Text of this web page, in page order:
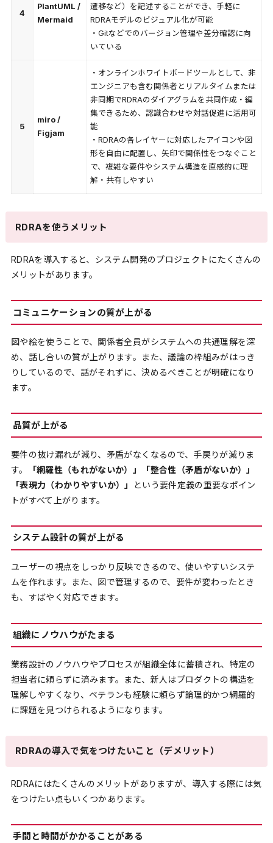
4
PlantUML /
Mermaid
遷移など）を記述することができ、手軽に
RDRAモデルのビジュアル化が可能
・Gitなどでのバージョン管理や差分確認に向
いている
5
miro /
Figjam
・オンラインホワイトボードツールとして、非
エンジニアも含む関係者とリアルタイムまたは
非同期でRDRAのダイアグラムを共同作成・編
集できるため、認識合わせや対話促進に活用可
能
・RDRAの各レイヤーに対応したアイコンや図
形を自由に配置し、矢印で関係性をつなぐこと
で、複雑な要件やシステム構造を直感的に理
解・共有しやすい
RDRAを使うメリット
RDRAを導入すると、システム開発のプロジェクトにたくさんの
メリットがあります。
コミュニケーションの質が上がる
図や絵を使うことで、関係者全員がシステムへの共通理解を深
め、話し合いの質が上がります。また、議論の枠組みがはっき
りしているので、話がそれずに、決めるべきことが明確になり
ます。
品質が上がる
要件の抜け漏れが減り、矛盾がなくなるので、手戻りが減りま
す。
「網羅性（もれがないか）」「整合性（矛盾がないか）」
「表現力（わかりやすいか）」
という要件定義の重要なポイン
トがすべて上がります。
システム設計の質が上がる
ユーザーの視点をしっかり反映できるので、使いやすいシステ
ムを作れます。また、図で管理するので、要件が変わったとき
も、すばやく対応できます。
組織にノウハウがたまる
業務設計のノウハウやプロセスが組織全体に蓄積され、特定の
担当者に頼らずに済みます。また、新人はプロダクトの構造を
理解しやすくなり、ベテランも経験に頼らず論理的かつ網羅的
に課題を見つけられるようになります。
RDRAの導入で気をつけたいこと（デメリット）
RDRAにはたくさんのメリットがありますが、導入する際には気
をつけたい点もいくつかあります。
手間と時間がかかることがある